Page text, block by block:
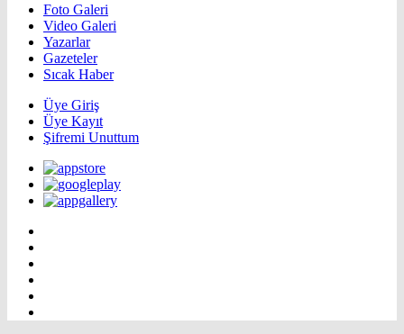
Foto Galeri
Video Galeri
Yazarlar
Gazeteler
Sıcak Haber
Üye Giriş
Üye Kayıt
Şifremi Unuttum